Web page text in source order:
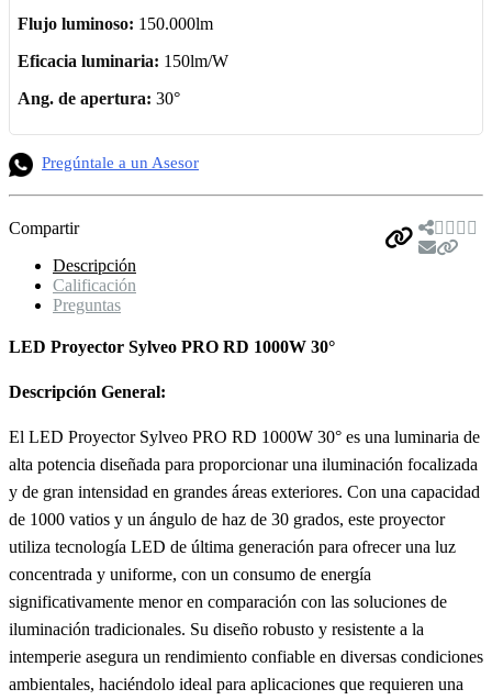
Flujo luminoso: 150.000lm
Eficacia luminaria: 150lm/W
Ang. de apertura: 30°
Pregúntale a un Asesor
Compartir
Descripción
Calificación
Preguntas
LED Proyector Sylveo PRO RD 1000W 30°
Descripción General:
El LED Proyector Sylveo PRO RD 1000W 30° es una luminaria de
alta potencia diseñada para proporcionar una iluminación focalizada
y de gran intensidad en grandes áreas exteriores. Con una capacidad
de 1000 vatios y un ángulo de haz de 30 grados, este proyector
utiliza tecnología LED de última generación para ofrecer una luz
concentrada y uniforme, con un consumo de energía
significativamente menor en comparación con las soluciones de
iluminación tradicionales. Su diseño robusto y resistente a la
intemperie asegura un rendimiento confiable en diversas condiciones
ambientales, haciéndolo ideal para aplicaciones que requieren una